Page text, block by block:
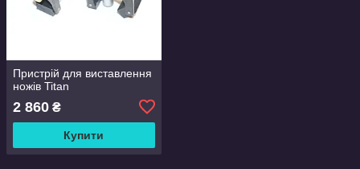
Пристрій для виставлення
ножів Titan
2 860 ₴
Купити